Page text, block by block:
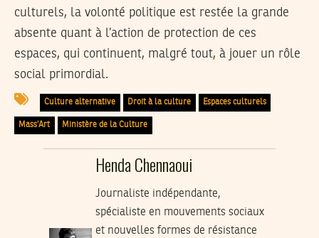
culturels, la volonté politique est restée la grande
absente quant à l’action de protection de ces
espaces, qui continuent, malgré tout, à jouer un rôle
social primordial.
Culture alternative Droit à la culture Espaces culturels
Mass’Art Ministère de la Culture
Henda Chennaoui
Journaliste indépendante,
spécialiste en mouvements sociaux
et nouvelles formes de résistance